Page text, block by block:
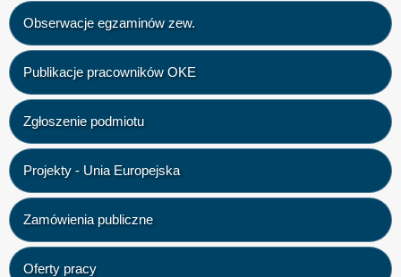
Obserwacje egzaminów zew.
Publikacje pracowników OKE
Zgłoszenie podmiotu
Projekty - Unia Europejska
Zamówienia publiczne
Oferty pracy